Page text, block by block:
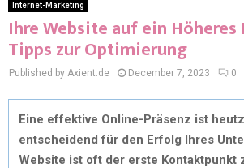
Internet-Marketing
Ihre Website auf ein Höheres
Tipps zur Optimierung
Published by Axient.de December 7, 2023 0
Eine effektive Online-Präsenz ist
entscheidend für den Erfolg Ihres
Website ist oft der erste Kontaktpunkt